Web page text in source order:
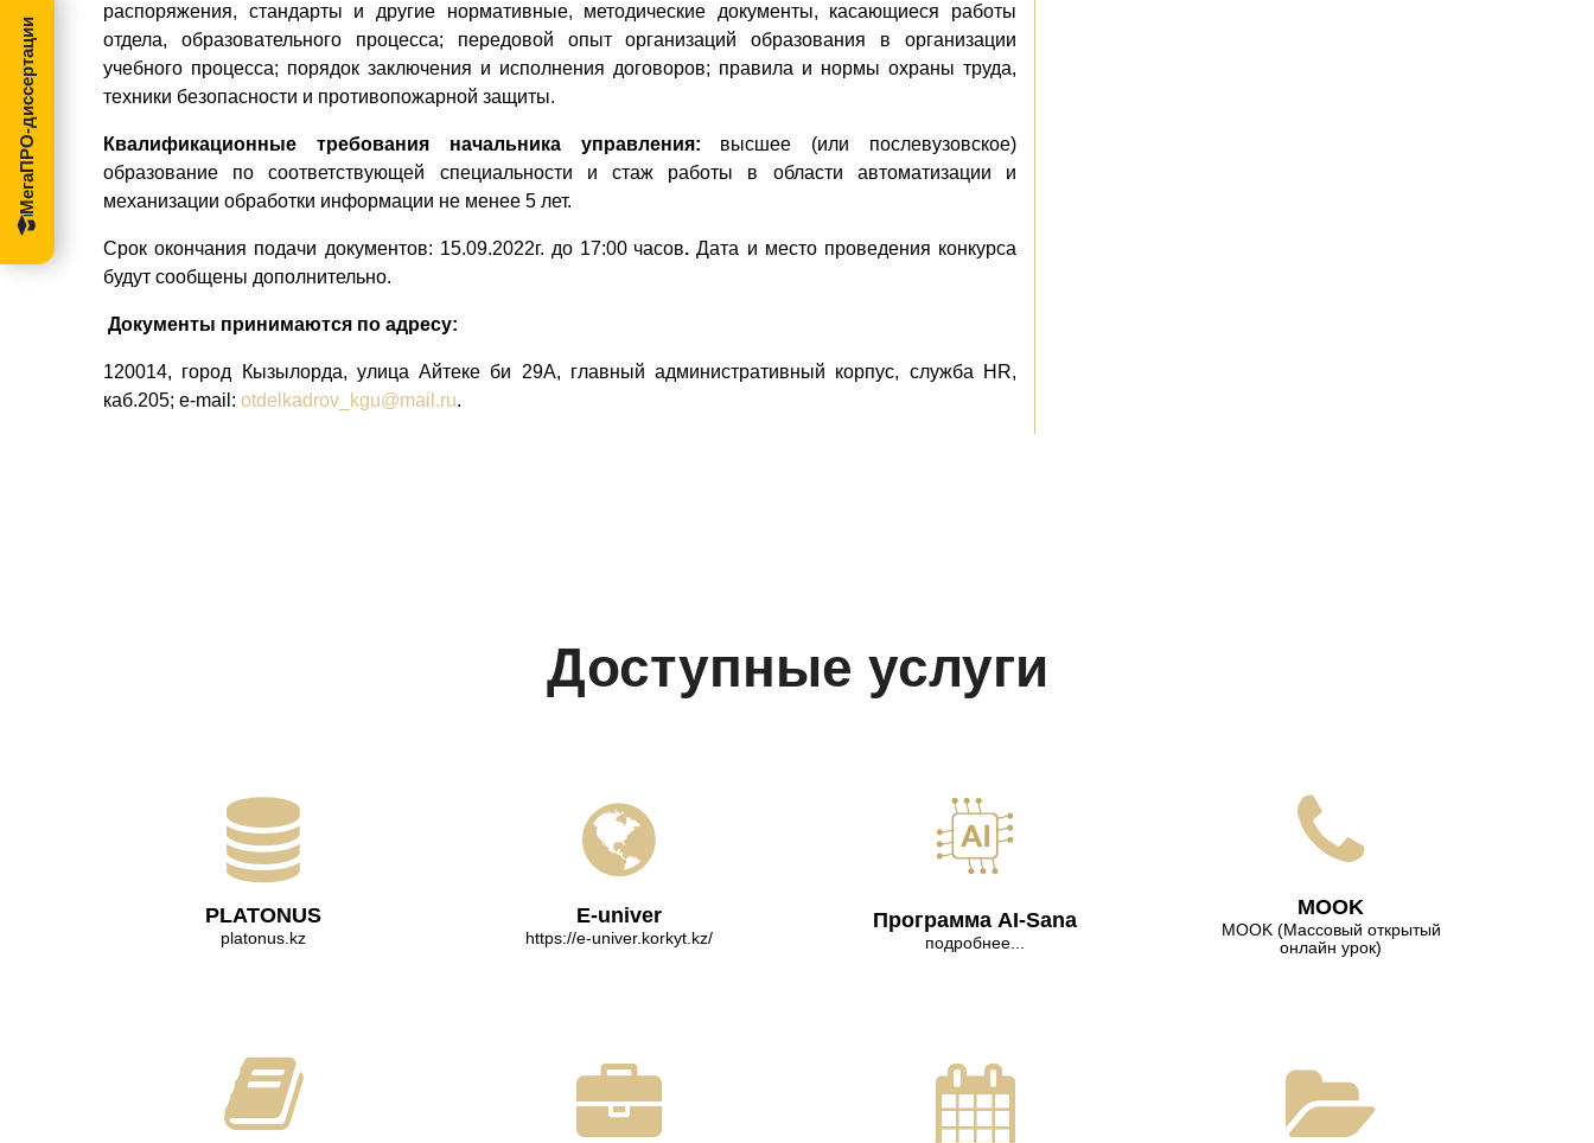
распоряжения, стандарты и другие нормативные, методические документы, касающиеся работы
отдела, образовательного процесса; передовой опыт организаций образования в организации
учебного процесса; порядок заключения и исполнения договоров; правила и нормы охраны труда,
техники безопасности и противопожарной защиты.
Квалификационные требования начальника управления: высшее (или послевузовское)
образование по соответствующей специальности и стаж работы в области автоматизации и
механизации обработки информации не менее 5 лет.
Срок окончания подачи документов: 15.09.2022г. до 17:00 часов. Дата и место проведения конкурса
будут сообщены дополнительно.
Документы принимаются по адресу:
120014, город Кызылорда, улица Айтеке би 29А, главный административный корпус, служба HR,
каб.205; e-mail: otdelkadrov_kgu@mail.ru.
Доступные услуги
PLATONUS
platonus.kz
E-univer
https://e-univer.korkyt.kz/
Программа AI-Sana
подробнее...
МООK
МООK (Массовый открытый
онлайн урок)
МегаПРО-диссертации